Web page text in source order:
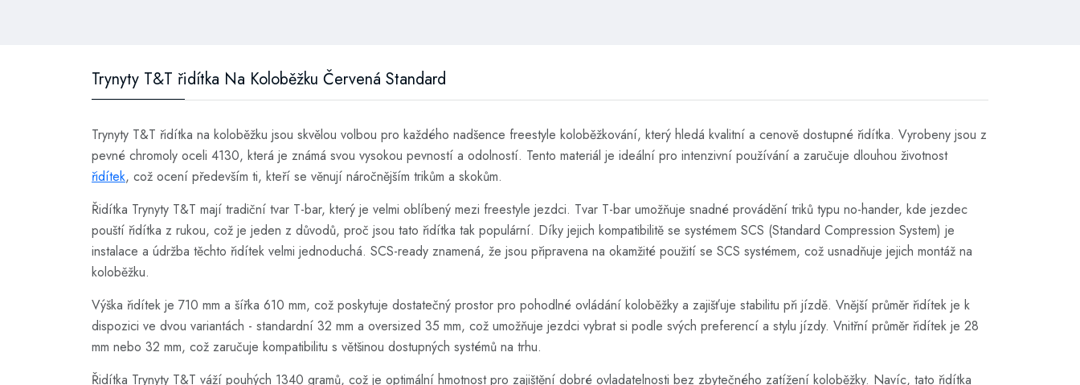
Trynyty T&T řidítka Na Koloběžku Červená Standard
Trynyty T&T řidítka na koloběžku jsou skvělou volbou pro každého nadšence freestyle koloběžkování, který hledá kvalitní a cenově dostupné řidítka. Vyrobeny jsou z
pevné chromoly oceli 4130, která je známá svou vysokou pevností a odolností. Tento materiál je ideální pro intenzivní používání a zaručuje dlouhou životnost
řidítek, což ocení především ti, kteří se věnují náročnějším trikům a skokům.
Řidítka Trynyty T&T mají tradiční tvar T-bar, který je velmi oblíbený mezi freestyle jezdci. Tvar T-bar umožňuje snadné provádění triků typu no-hander, kde jezdec
pouští řidítka z rukou, což je jeden z důvodů, proč jsou tato řidítka tak populární. Díky jejich kompatibilitě se systémem SCS (Standard Compression System) je
instalace a údržba těchto řidítek velmi jednoduchá. SCS-ready znamená, že jsou připravena na okamžité použití se SCS systémem, což usnadňuje jejich montáž na
koloběžku.
Výška řidítek je 710 mm a šířka 610 mm, což poskytuje dostatečný prostor pro pohodlné ovládání koloběžky a zajišťuje stabilitu při jízdě. Vnější průměr řidítek je k
dispozici ve dvou variantách - standardní 32 mm a oversized 35 mm, což umožňuje jezdci vybrat si podle svých preferencí a stylu jízdy. Vnitřní průměr řidítek je 28
mm nebo 32 mm, což zaručuje kompatibilitu s většinou dostupných systémů na trhu.
Řidítka Trynyty T&T váží pouhých 1340 gramů, což je optimální hmotnost pro zajištění dobré ovladatelnosti bez zbytečného zatížení koloběžky. Navíc, tato řidítka